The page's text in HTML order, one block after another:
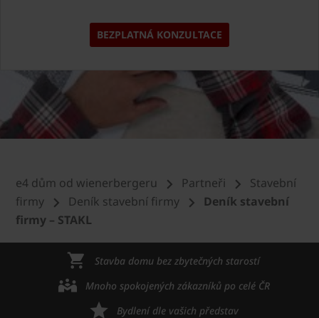
BEZPLATNÁ KONZULTACE
e4 dům od wienerbergeru Partneři
Stavební
firmy
Deník stavební firmy
Deník stavební
firmy – STAKL
Stavba domu bez zbytečných starostí
Mnoho spokojených zákazníků po celé ČR
Bydlení dle vašich představ